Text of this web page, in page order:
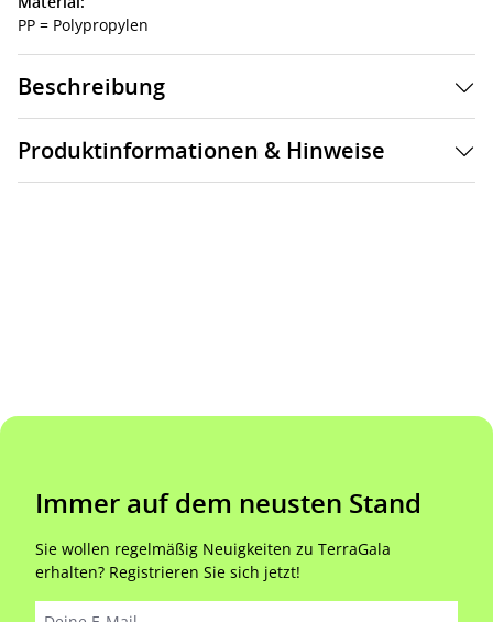
PP = Polypropylen
Beschreibung
Produktinformationen & Hinweise
Immer auf dem neusten Stand
Sie wollen regelmäßig Neuigkeiten zu TerraGala
erhalten? Registrieren Sie sich jetzt!